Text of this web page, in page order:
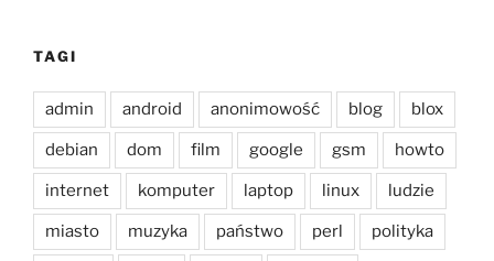
TAGI
admin android anonimowość blog blox
debian dom film google gsm howto
internet komputer laptop linux ludzie
miasto muzyka państwo perl polityka